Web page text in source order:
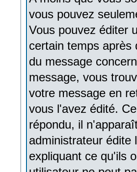
vous pouvez
Vous pouvez éditer
certain temps
du message
message, vous
votre message en
vous l'avez édité.
répondu, il
administrateur édite
expliquant ce qu'ils